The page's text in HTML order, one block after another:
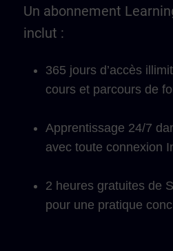
Un abonnement
inclut :
365 jours d’accès
cours et parcours de
Apprentissage 24/7
avec toute connexion
2 heures gratuites de
pour une pratique